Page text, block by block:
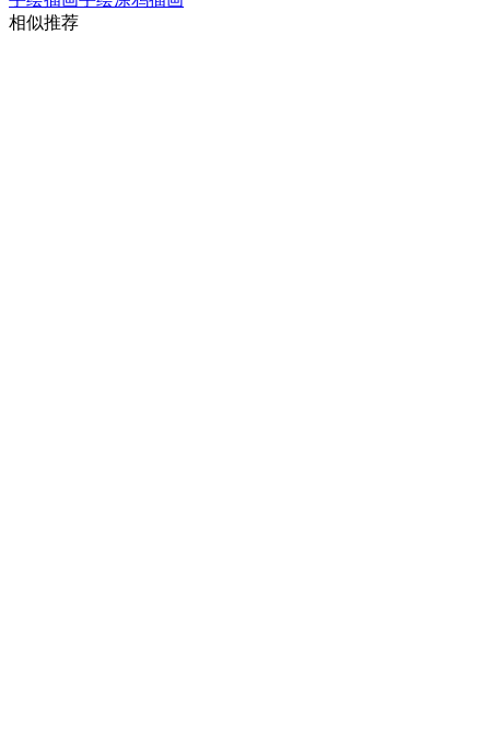
相似推荐